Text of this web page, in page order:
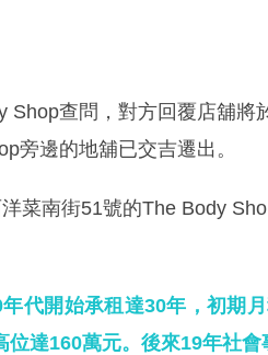
Shop查問，對方回覆店舖
旁邊的地舖已交吉遷出。
菜南街51號的The Body
年代開始承租達30年，初期
位達160萬元。後來19年社